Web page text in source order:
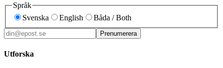
Språk
Svenska
English Båda / Both
Prenumerera
Utforska